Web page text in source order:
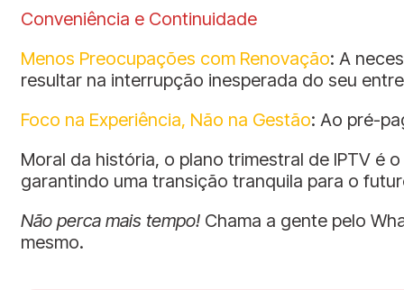
Conveniência e Continuidade
Menos Preocupações com Renovação: A
resultar na interrupção inesperada do seu
Foco na Experiência, Não na Gestão: Ao pré-
Moral da história, o plano trimestral de IPTV é
garantindo uma transição tranquila para o
Não perca mais tempo! Chama a gente pelo
mesmo.